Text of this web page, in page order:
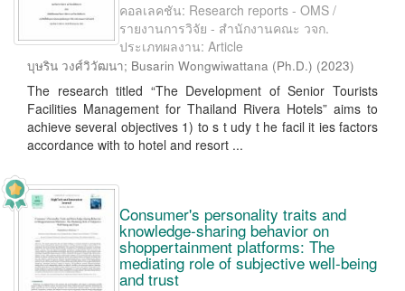
คอลเลคชัน: Research reports - OMS /
รายงานการวิจัย - สำนักงานคณะ วจก.
ประเภทผลงาน: Article
บุษริน วงศ์วิวัฒนา; Busarin Wongwiwattana (Ph.D.) (2023)
The research titled “The Development of Senior Tourists
Facilities Management for Thailand Rivera Hotels” aims to
achieve several objectives 1) to s t udy t he facil it ies factors
accordance with to hotel and resort ...
Consumer's personality traits and
knowledge-sharing behavior on
shoppertainment platforms: The
mediating role of subjective well-being
and trust